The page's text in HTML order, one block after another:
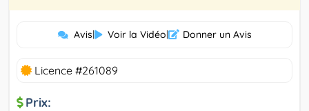
Avis| Voir la Vidéo| Donner un Avis
Licence #261089
Prix: